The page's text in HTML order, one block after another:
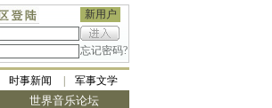
新用户
忘记密码?
时事新闻 军事文学
世界音乐论坛